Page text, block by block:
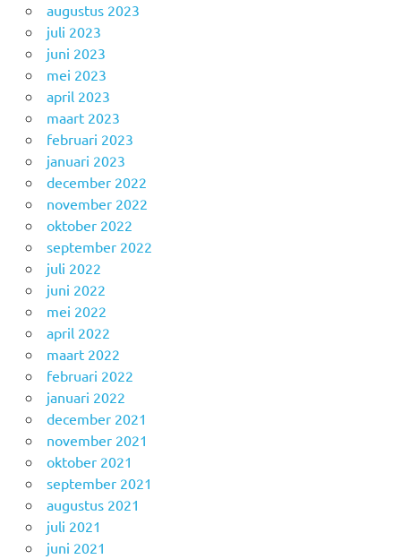
augustus 2023
juli 2023
juni 2023
mei 2023
april 2023
maart 2023
februari 2023
januari 2023
december 2022
november 2022
oktober 2022
september 2022
juli 2022
juni 2022
mei 2022
april 2022
maart 2022
februari 2022
januari 2022
december 2021
november 2021
oktober 2021
september 2021
augustus 2021
juli 2021
juni 2021